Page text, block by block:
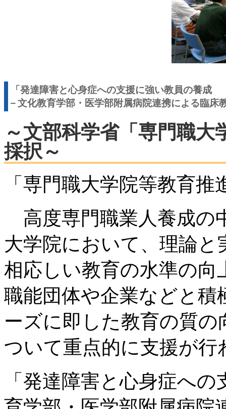
「発達障害と心身症への支援に強い教員の養成
－文化教育学部・医学部附属病院連携による臨床
～文部科学省「専門職
採択～
「専門職大学院等教育
高度専門職業人養成の
大学院において、理論
相応しい教育の水準の
職能団体や企業などと積
ーズに即した教育の質
ついて重点的に支援
「発達障害と心身症へ